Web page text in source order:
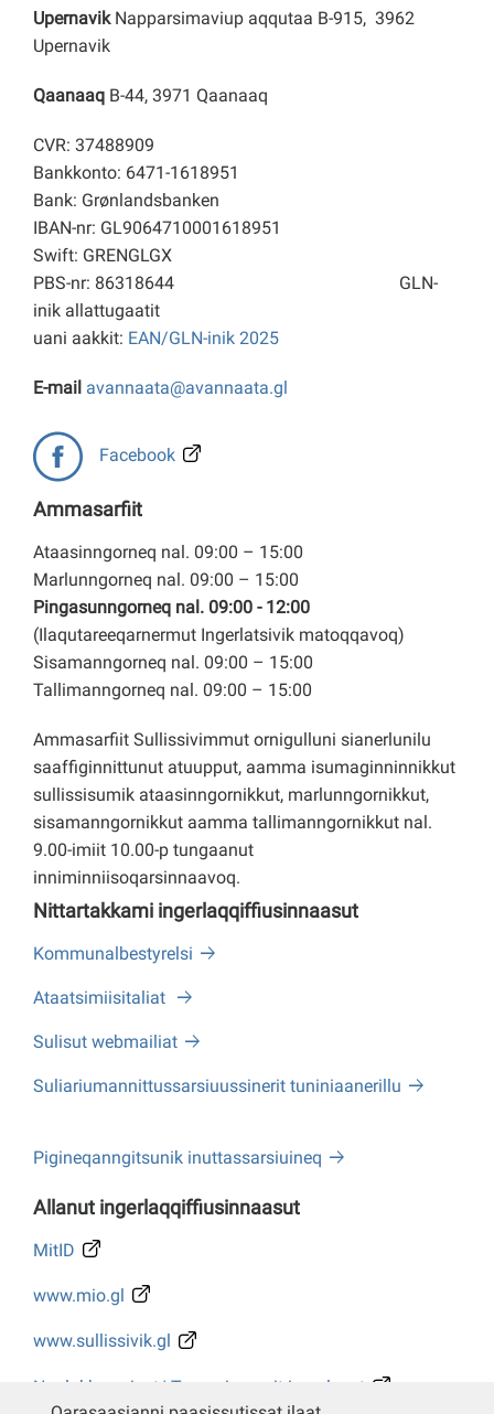
Upernavik Napparsimaviup aqqutaa B-915, 3962
Upernavik
Qaanaaq B-44, 3971 Qaanaaq
CVR: 37488909
Bankkonto: 6471-1618951
Bank: Grønlandsbanken
IBAN-nr: GL9064710001618951
Swift: GRENGLGX
PBS-nr: 86318644 GLN-
inik allattugaatit
uani aakkit: EAN/GLN-inik 2025
E-mail avannaata@avannaata.gl
Facebook
Ammasarfiit
Ataasinngorneq nal. 09:00 – 15:00
Marlunngorneq nal. 09:00 – 15:00
Pingasunngorneq nal. 09:00 - 12:00
(Ilaqutareeqarnermut Ingerlatsivik matoqqavoq)
Sisamanngorneq nal. 09:00 – 15:00
Tallimanngorneq nal. 09:00 – 15:00
Ammasarfiit Sullissivimmut ornigulluni sianerlunilu
saaffiginnittunut atuupput, aamma isumaginninnikkut
sullissisumik ataasinngornikkut, marlunngornikkut,
sisamanngornikkut aamma tallimanngornikkut nal.
9.00-imiit 10.00-p tungaanut
inniminniisoqarsinnaavoq.
Nittartakkami ingerlaqqiffiusinnaasut
Kommunalbestyrelsi
Ataatsimiisitaliat
Sulisut webmailiat
Suliariumannittussarsiuussinerit tuniniaanerillu
Pigineqanngitsunik inuttassarsiuineq
Allanut ingerlaqqiffiusinnaasut
MitID
www.mio.gl
www.sullissivik.gl
Naalakkersuisut/ Tusarniaanerit ingerlasut